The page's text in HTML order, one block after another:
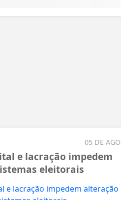
05 DE AGO
e lacração impedem
eleitorais